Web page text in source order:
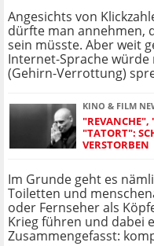
Angesichts von
dürfte man annehmen,
sein müsste. Aber weit
Internet-Sprache
(Gehirn-Verrottung)
KINO & FILM
"REVANCHE",
"TATORT":
VERSTORBEN
Im Grunde geht es
Toiletten und
oder Fernseher als
Krieg führen und dabei
Zusammengefasst: